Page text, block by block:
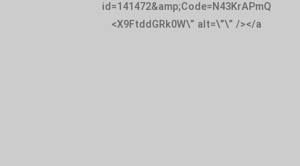
id=141472&amp;Code=N43KrAPmQ
X9FtddGRk0W\” alt=\”\” /></a>